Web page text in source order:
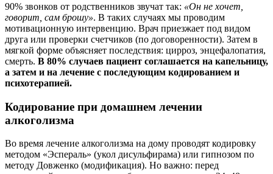
90% звонков от родственников звучат так: «Он не хочет,
говорит, сам брошу». В таких случаях мы проводим
мотивационную интервенцию. Врач приезжает под видом
друга или проверки счетчиков (по договоренности). Затем в
мягкой форме объясняет последствия: цирроз, энцефалопатия,
смерть. В 80% случаев пациент соглашается на капельницу,
а затем и на лечение с последующим кодированием и
психотерапией.
Кодирование при домашнем лечении
алкоголизма
Во время лечение алкоголизма на дому проводят кодировку
методом «Эспераль» (укол дисульфирама) или гипнозом по
методу Довженко (модификация). Но важно: перед